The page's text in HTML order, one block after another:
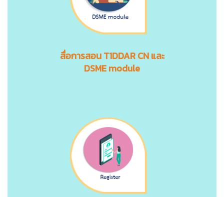
สื่อการสอนT1DDAR CNและ
DSME module